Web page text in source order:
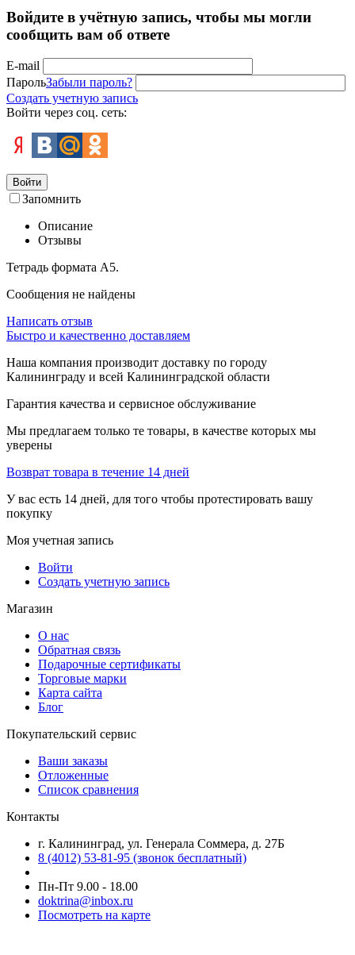
Войдите в учётную запись, чтобы мы могли
сообщить вам об ответе
E-mail
ПарольЗабыли пароль?
Создать учетную запись
Войти через соц. сеть:
Войти
Запомнить
Описание
Отзывы
Тетрадь формата А5.
Сообщения не найдены
Написать отзыв
Быстро и качественно доставляем
Наша компания производит доставку по городу
Калининграду и всей Калининградской области
Гарантия качества и сервисное обслуживание
Мы предлагаем только те товары, в качестве которых мы
уверены
Возврат товара в течение 14 дней
У вас есть 14 дней, для того чтобы протестировать вашу
покупку
Моя учетная запись
Войти
Создать учетную запись
Магазин
О нас
Обратная связь
Подарочные сертификаты
Торговые марки
Карта сайта
Блог
Покупательский сервис
Ваши заказы
Отложенные
Список сравнения
Контакты
г. Калининград, ул. Генерала Соммера, д. 27Б
8 (4012) 53-81-95 (звонок бесплатный)
Пн-Пт 9.00 - 18.00
doktrina@inbox.ru
Посмотреть на карте